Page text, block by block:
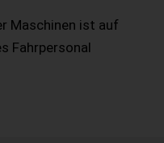
Maschinen ist auf
Fahrpersonal